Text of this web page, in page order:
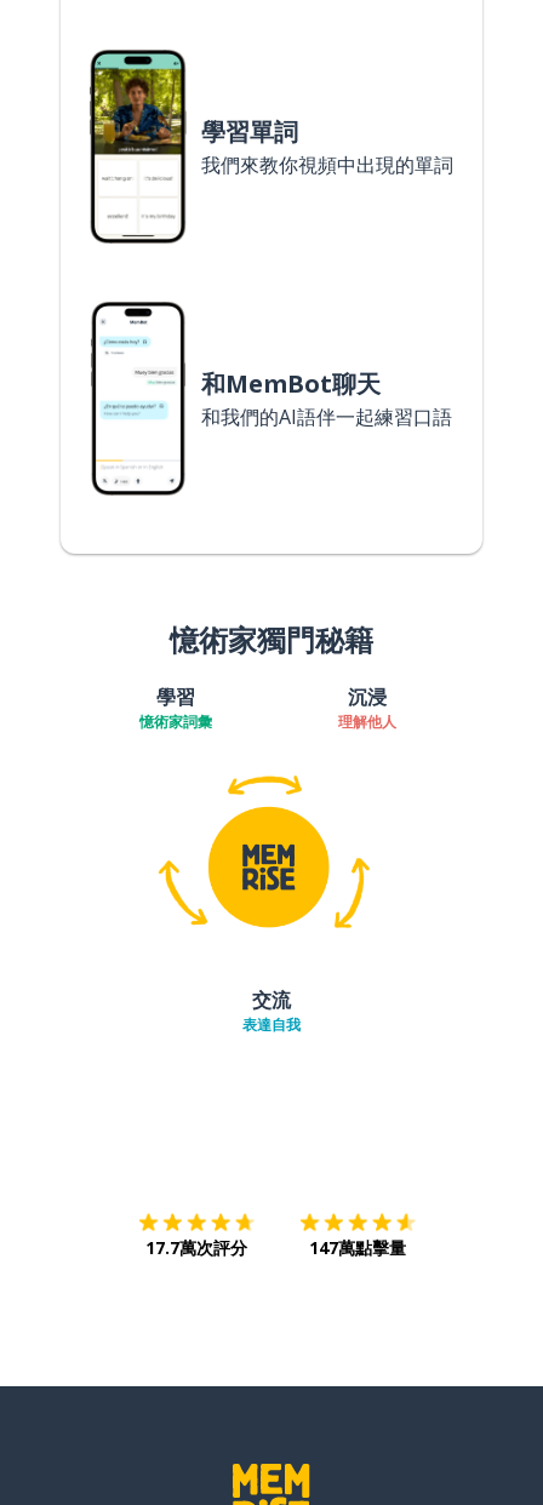
學習單詞
我們來教你視頻中出現的單詞
和MemBot聊天
和我們的AI語伴一起練習口語
憶術家獨門秘籍
學習
憶術家詞彙
沉浸
理解他人
交流
表達自我
17.7萬次評分 147萬點擊量